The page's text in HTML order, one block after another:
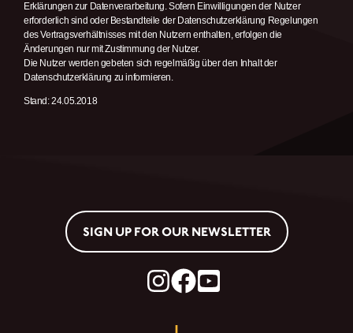
Erklärungen zur Datenverarbeitung. Sofern Einwilligungen der Nutzer
erforderlich sind oder Bestandteile der Datenschutzerklärung Regelungen
des Vertragsverhältnisses mit den Nutzern enthalten, erfolgen die
Änderungen nur mit Zustimmung der Nutzer.
Die Nutzer werden gebeten sich regelmäßig über den Inhalt der
Datenschutzerklärung zu informieren.
Stand: 24.05.2018
SIGN UP FOR OUR NEWSLETTER